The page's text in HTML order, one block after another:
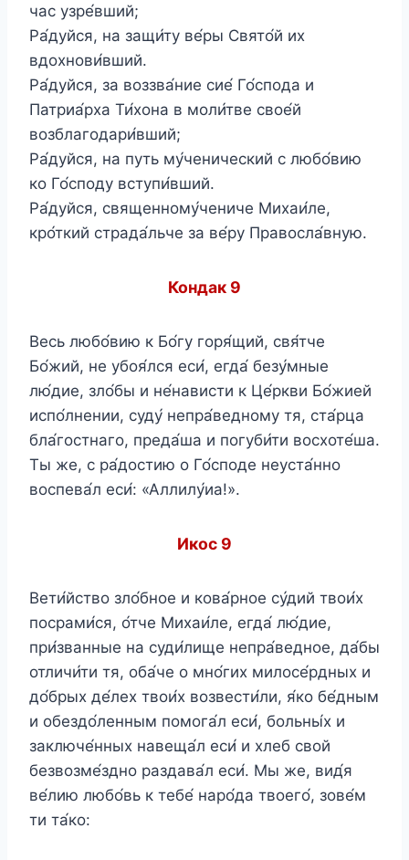
час узре́вший;
Ра́дуйся, на защи́ту ве́ры Свято́й их
вдохнови́вший.
Ра́дуйся, за воззва́ние сие́ Го́спода и
Патриа́рха Ти́хона в моли́тве свое́й
возблагодари́вший;
Ра́дуйся, на путь му́ченический с любо́вию
ко Го́споду вступи́вший.
Ра́дуйся, священному́чениче Михаи́ле,
кро́ткий страда́льче за ве́ру Правосла́вную.
Кондак 9
Весь любо́вию к Бо́гу горя́щий, свя́тче
Бо́жий, не убоя́лся еси́, егда́ безу́мные
лю́дие, зло́бы и не́нависти к Це́ркви Бо́жией
испо́лнении, суду́ непра́ведному тя, ста́рца
бла́гостнаго, преда́ша и погуби́ти восхоте́ша.
Ты же, с ра́достию о Го́споде неуста́нно
воспева́л еси́: «Аллилу́иа!».
Икос 9
Вети́йство зло́бное и кова́рное су́дий твои́х
посрами́ся, о́тче Михаи́ле, егда́ лю́дие,
при́званные на суди́лище непра́ведное, да́бы
отличи́ти тя, оба́че о мно́гих милосе́рдных и
до́брых де́лех твои́х возвести́ли, я́ко бе́дным
и обездо́ленным помога́л еси́, больны́х и
заключе́нных навеща́л еси́ и хлеб свой
безвозме́здно раздава́л еси́. Мы же, вид́я
ве́лию любо́вь к тебе́ наро́да твоего́, зове́м
ти та́ко: